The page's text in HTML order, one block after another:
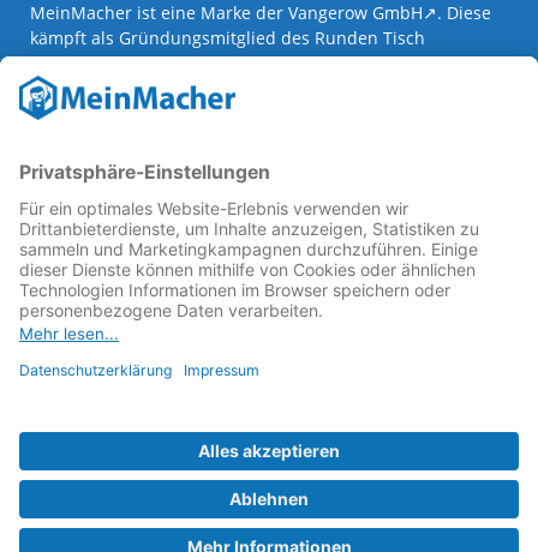
MeinMacher ist eine Marke der Vangerow GmbH↗. Diese
kämpft als Gründungsmitglied des Runden Tisch
Reparatur↗ für eineReparatur Revolution↗ und bessere
Reparaturbedingungen: Für Produkte, die sich gut
reparieren lassen, für günstigere Ersatzteile und den
Know-hows in Deutschland.
Weitere Informationen
Fachhändler finden
Über uns
FAQ - häufig gestellte Fragen
Rechtliches
Barrierefreiheit
AGBs